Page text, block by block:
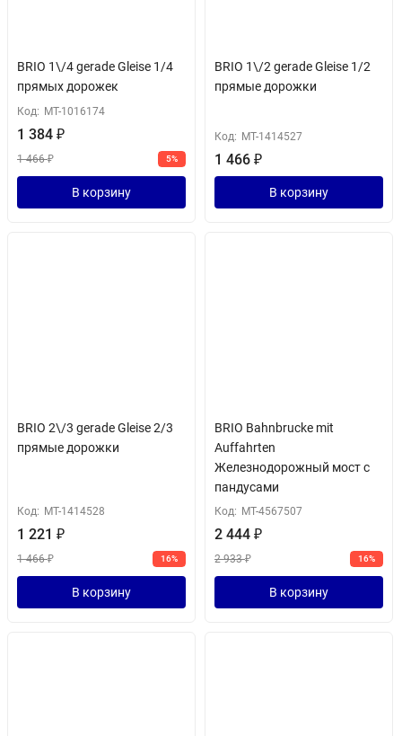
BRIO 1\/4 gerade Gleise 1/4
прямых дорожек
Код: MT-1016174
1 384 ₽
1 466₽ 5%
В корзину
BRIO 1\/2 gerade Gleise 1/2
прямые дорожки
Код: MT-1414527
1 466 ₽
В корзину
BRIO 2\/3 gerade Gleise 2/3
прямые дорожки
Код: MT-1414528
1 221 ₽
1 466₽ 16%
В корзину
BRIO Bahnbrucke mit
Auffahrten
Железнодорожный мост с
пандусами
Код: MT-4567507
2 444 ₽
2 933₽ 16%
В корзину